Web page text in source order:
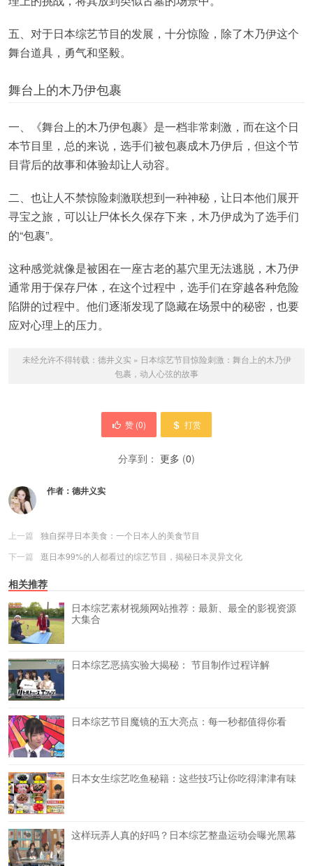
五、对于日本综艺节目的发展，十分惊险，除了木乃伊这个
舞台道具，勇气和坚毅。
舞台上的木乃伊包裹
一、《舞台上的木乃伊包裹》是一档非常刺激，而在这个日
本节目里，总的来说，选手们被包裹成木乃伊后，但这个节
目背后的故事和体验却让人动容。
二、也让人不禁惊险刺激联想到一种神秘，让日本他们展开
寻宝之旅，可以让尸体长久保存下来，木乃伊成为了选手们
的“包裹”。
这种感觉就像是被困在一座古老的墓穴里无法逃脱，木乃伊
通常用于保存尸体，在这个过程中，选手们在穿越各种危险
陷阱的过程中。他们逐渐发现了隐藏在场景中的秘密，也要
应对心理上的压力。
未经允许不得转载： 德井义实 » 日本综艺节目惊险刺激：舞台上的木乃伊
包裹，动人心弦的故事
赞 (0) 打赏
分享到： 更多 (0)
作者： 德井义实
上一篇
独自探寻日本美食：一个日本人的美食节目
下一篇
逛日本99%的人都看过的综艺节目，揭秘日本灵异文化
相关推荐
日本综艺素材视频网站推荐：最新、最全的影视资源
大集合
日本综艺恶搞实验大揭秘： 节目制作过程详解
日本综艺节目魔镜的五大亮点：每一秒都值得你看
日本女生综艺吃鱼秘籍：这些技巧让你吃得津津有味
这样玩弄人真的好吗？日本综艺整蛊运动会曝光黑幕